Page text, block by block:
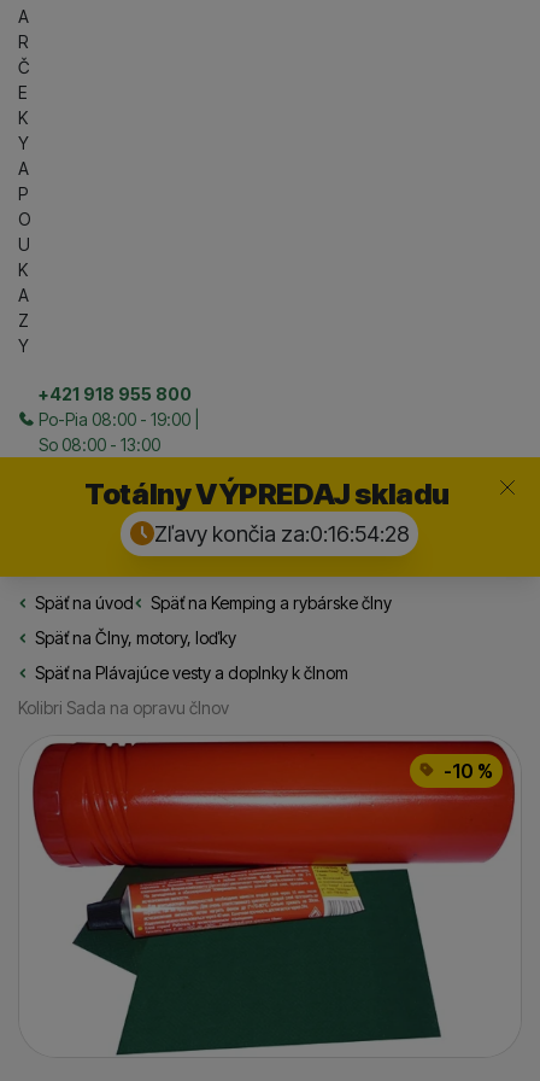
A
R
Č
E
K
Y
A
P
O
U
K
A
Z
Y
+421 918 955 800
Po-Pia 08:00 - 19:00 |
So 08:00 - 13:00
Totálny VÝPREDAJ skladu
Zľavy končia za:0:16:54:27
Zavrieť
Späť na úvodRybarske.sk
Späť na Kemping a rybárske člny
Späť na Člny, motory, loďky
Späť na Plávajúce vesty a doplnky k člnom
Kolibri Sada na opravu člnov
Fotografie
-10 %